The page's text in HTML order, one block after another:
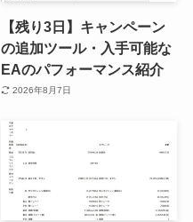
【残り3日】キャンペーン
の追加ツール・入手可能な
EAのパフォーマンス紹介
2026年8月7日